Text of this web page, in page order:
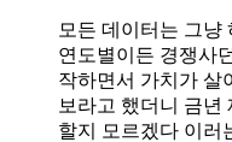
모든 데이터는 그냥
연도별이든 경쟁사
작하면서 가치가 살
보라고 했더니 금년
할지 모르겠다 이러